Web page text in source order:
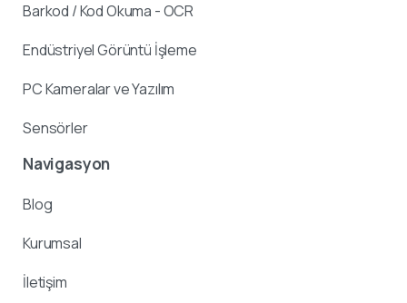
Barkod / Kod Okuma - OCR
Endüstriyel Görüntü İşleme
PC Kameralar ve Yazılım
Sensörler
Navigasyon
Blog
Kurumsal
İletişim